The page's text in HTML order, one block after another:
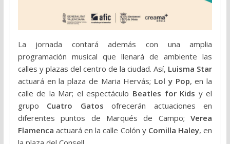
La jornada contará además con una amplia
programación musical que llenará de ambiente las
calles y plazas del centro de la ciudad. Así, Luisma Star
actuará en la plaza de Maria Hervás; Lol y Pop, en la
calle de la Mar; el espectáculo Beatles for Kids y el
grupo Cuatro Gatos ofrecerán actuaciones en
diferentes puntos de Marqués de Campo;Verea
Flamenca actuará en la calle Colón y Comilla Haley, en